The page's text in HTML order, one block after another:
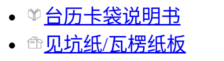
台历卡袋说明书
见坑纸/瓦楞纸板